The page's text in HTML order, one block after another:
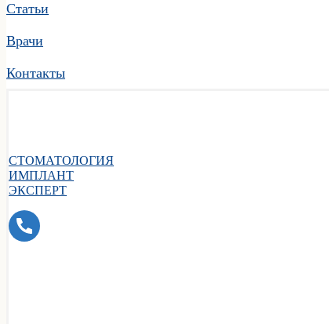
Статьи
Врачи
Контакты
СТОМАТОЛОГИЯ
ИМПЛАНТ
ЭКСПЕРТ